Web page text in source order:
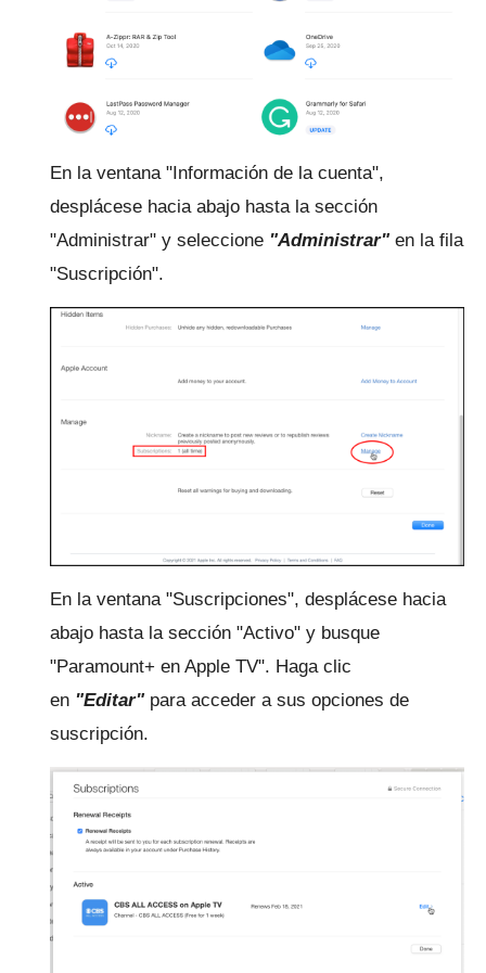
En la ventana "Información de la cuenta",
desplácese hacia abajo hasta la sección
"Administrar" y seleccione "Administrar" en la fila
"Suscripción".
En la ventana "Suscripciones", desplácese hacia
abajo hasta la sección "Activo" y busque
"Paramount+ en Apple TV". Haga clic
en "Editar" para acceder a sus opciones de
suscripción.